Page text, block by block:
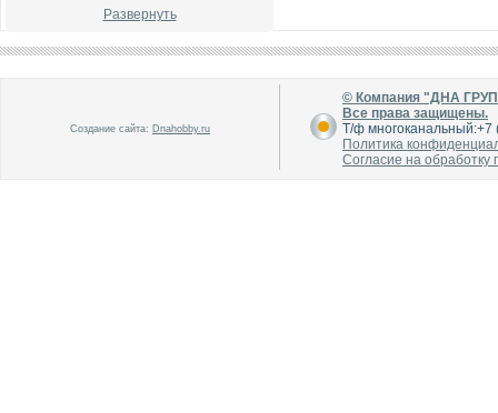
Развернуть
Создание сайта: Dnahobby.ru
© Компания "ДНА
Все права защищены.
Т/ф
Политика
Согласие на